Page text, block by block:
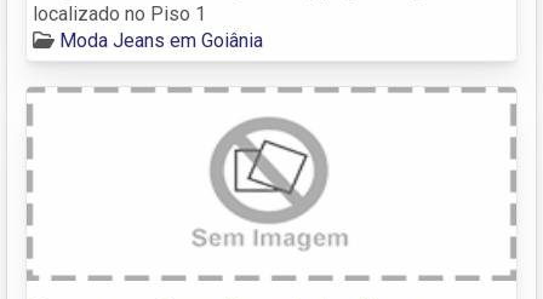
localizado no Piso 1
Moda Jeans em Goiânia